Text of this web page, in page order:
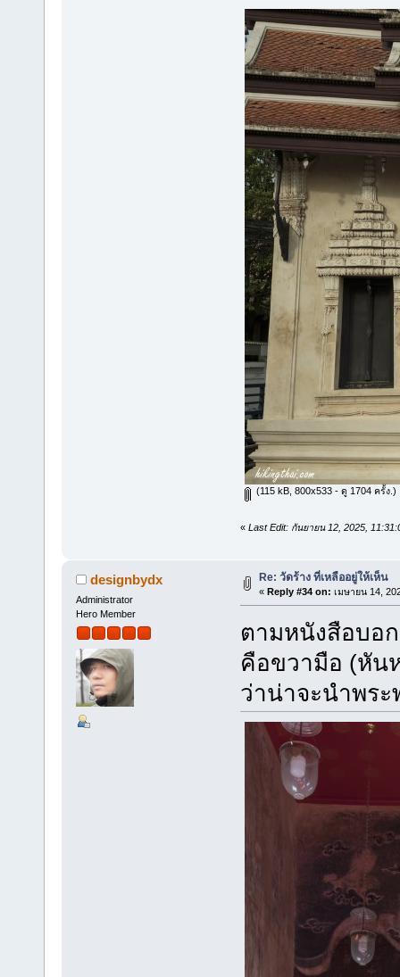
(115 kB, 800x533 - ดู 1704 ครั้ง.)
« Last Edit: กันยายน 12, 2025,
designbydx
Administrator
Hero Member
Re: วัดร้าง ที่เหลืออยู่ให้เห็น
« Reply #34 on: เมษายน 14,
ตามหนังสือบอ
คือขวามือ (หัน
ว่าน่าจะนำพร